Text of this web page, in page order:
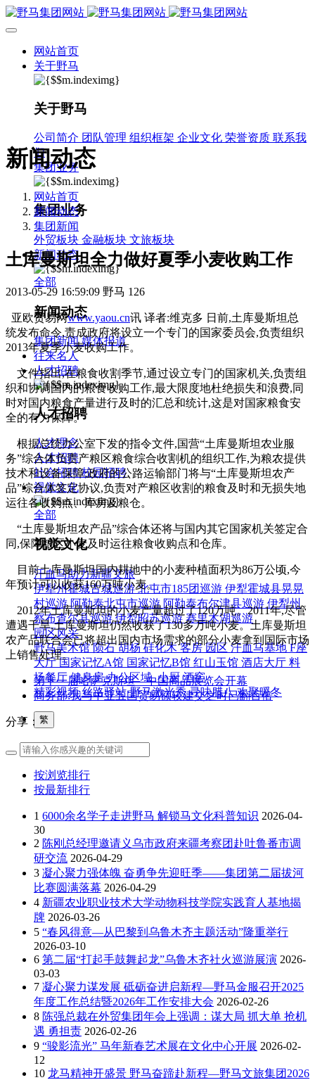
网站首页
关于野马
关于野马
公司简介 团队管理 组织框架 企业文化 荣誉资质 联系我
们
集团业务
集团业务
外贸板块 金融板块 文旅板块
新闻动态
全部
新闻动态
集团新闻 媒体报道
往来名人
人才招聘
人才招聘
人才理念
人才招聘
社会招聘 校园招聘
视觉文化
全部
视觉文化
汗血马助力新疆文旅
伊犁州霍城古城巡游 北屯市185团巡游 伊犁霍城县晃晃
村巡游 阿勒泰北屯市巡游 阿勒泰布尔津县巡游 伊犁州
察布查尔县巡游 伊犁昭苏巡游 赛里木湖巡游
园区风采
野马美术馆 陨石 胡杨 硅化木 客房 园区 汗血马基地 F座
大厅 国家记忆A馆 国家记忆B馆 红山玉馆 酒店大厅 料
场餐厅 健身房 办公区域 小厨 酒窖
精彩视频 丝路驿站·野马激光秀 寻味腊八 欢聚暖冬
繁
新闻动态
网站首页
新闻动态
集团新闻
土库曼斯坦全力做好夏季小麦收购工作
2013-05-29 16:59:09 野马 126
亚欧贸易网www.yaou.cn讯 译者:维克多 日前,土库曼斯坦总
统发布命令,责成政府将设立一个专门的国家委员会,负责组织
2013年夏季小麦收购工作。
文件指出,在粮食收割季节,通过设立专门的国家机关,负责组
织和协调国内的粮食收购工作,最大限度地杜绝损失和浪费,同
时对国内粮食产量进行及时的汇总和统计,这是对国家粮食安
全的有力保障。
根据总统办公室下发的指令文件,国营“土库曼斯坦农业服
务”综合体负责产粮区粮食综合收割机的组织工作,为粮农提供
技术和设备保障;政府的公路运输部门将与“土库曼斯坦农产
品”综合体签定协议,负责对产粮区收割的粮食及时和无损失地
运往各收购点、库房及粮仓。
“土库曼斯坦农产品”综合体还将与国内其它国家机关签定合
同,保障粮区小麦及时运往粮食收购点和仓库。
目前土库曼斯坦国内耕地中的小麦种植面积为86万公顷,今
年预计可以收获160万吨小麦。
2012年土库曼斯坦的小麦产量超过了120万吨。2011年,尽管
遭遇干旱,土库曼斯坦仍然收获了130多万吨小麦。土库曼斯坦
农产品联合会已将超出国内市场需求的部分小麦拿到国际市场
上销售处理。
第十一届哈萨克斯坦—中国商品展览会开幕
商务部:我与中亚五国贸易额较建交之时已翻百倍
分享：
按浏览排行
按最新排行
1 6000余名学子走进野马 解锁马文化科普知识 2026-04-
30
2 陈刚总经理邀请义乌市政府来疆考察团赴吐鲁番市调
研交流 2026-04-29
3 凝心聚力强体魄 奋勇争先迎旺季——集团第二届拔河
比赛圆满落幕 2026-04-29
4 新疆农业职业技术大学动物科技学院实践育人基地揭
牌 2026-03-26
5 “春风得意—从巴黎到乌鲁木齐主题活动”隆重举行
2026-03-10
6 第二届“打起手鼓舞起龙”乌鲁木齐社火巡游展演 2026-
03-03
7 凝心聚力谋发展 砥砺奋进启新程—野马金服召开2025
年度工作总结暨2026年工作安排大会 2026-02-26
8 陈强总裁在外贸集团年会上强调：谋大局 抓大单 抢机
遇 勇担责 2026-02-26
9 “骏影流光” 马年新春艺术展在文化中心开展 2026-02-
12
10 龙马精神开盛景 野马奋蹄赴新程—野马文旅集团2026